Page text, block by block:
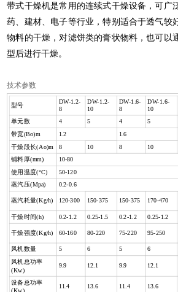
带式干燥机是常用的连续式干燥设备，可广
药、建材、电子等行业，特别适合于透气较
物料的干燥，对滤饼类的膏状物料，也可以
型后进行干燥。
技术参数
型号
DW-1.2-
8
DW-1.2-
10
DW-1.6-
8
DW-1.6-
10
单元数 4 5 4 5
带宽(Bo)m 1.2 1.6
干燥段长(Ao)m 8 10 8 10
铺料厚(mm)
10-80
使用温度(°C) 50-120
蒸汽压(Mpa) 0.2-0.6
蒸汽耗量(Kg/h) 120-300 150-375 150-375 170-470
干燥时间(h) 0.2-1.2 0.25-1.5 0.2-1.2 0.25-1.2
干燥强度(Kg/h) 60-160 80-220 75-220 95-250
风机数量 5 6 5 6
风机总功率
(Kw)
9.9 12.1 9.9 12.1
设备总功率
11.4 13.6 11.4 13.6